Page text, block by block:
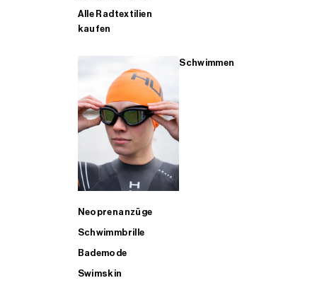
Alle Radtextilien
kaufen
Schwimmen
Neoprenanzüge
Schwimmbrille
Bademode
Swimskin